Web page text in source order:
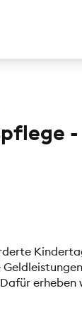
-
erheben